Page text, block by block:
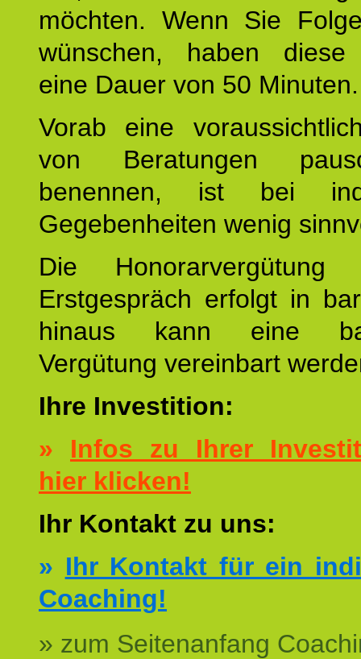
möchten. Wenn Sie
wünschen, haben diese
eine Dauer von 50 Minuten.
Vorab eine
von Beratungen
benennen, ist bei
Gegebenheiten wenig
Die
Erstgespräch erfolgt in
hinaus kann eine
Vergütung vereinbart
Ihre Investition:
» Infos zu Ihrer
hier klicken!
Ihr Kontakt zu uns:
» Ihr Kontakt für ein
Coaching!
» zum Seitenanfang